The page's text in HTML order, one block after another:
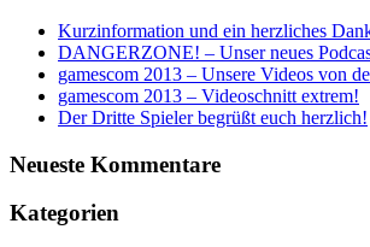
Kurzinformation und ein herzliches
DANGERZONE! – Unser neues
gamescom 2013 – Unsere Videos von
gamescom 2013 – Videoschnitt extrem!
Der Dritte Spieler begrüßt euch herzlich!
Neueste Kommentare
Kategorien